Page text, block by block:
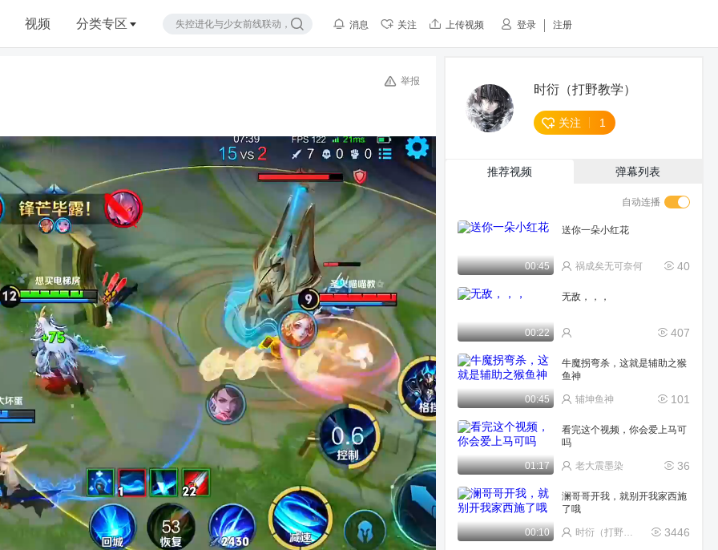
视频 分类专区 登录 注册
消息 关注 上传视频
举报
时衍（打野教学）
关注 1
推荐视频 弹幕列表
自动连播
00:45
送你一朵小红花
40
祸成矣无可奈何
00:22
无敌，，，
407
00:45
牛魔拐弯杀，这就是辅助之猴
鱼神
101
辅坤鱼神
01:17
看完这个视频，你会爱上马可
吗
36
老大震墨染
00:10
澜哥哥开我，就别开我家西施
了哦
3446
时衍（打野教学）